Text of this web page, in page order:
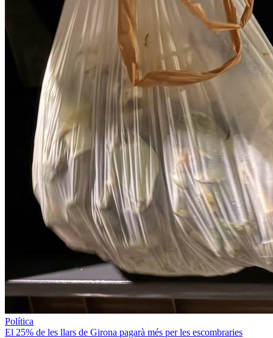
Política
El 25% de les llars de Girona pagarà més per les escombraries